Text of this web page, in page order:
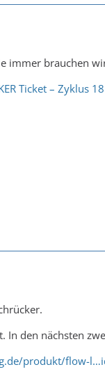
immer brauchen
Ticket – Zyklus
den nächsten
produkt/flow-